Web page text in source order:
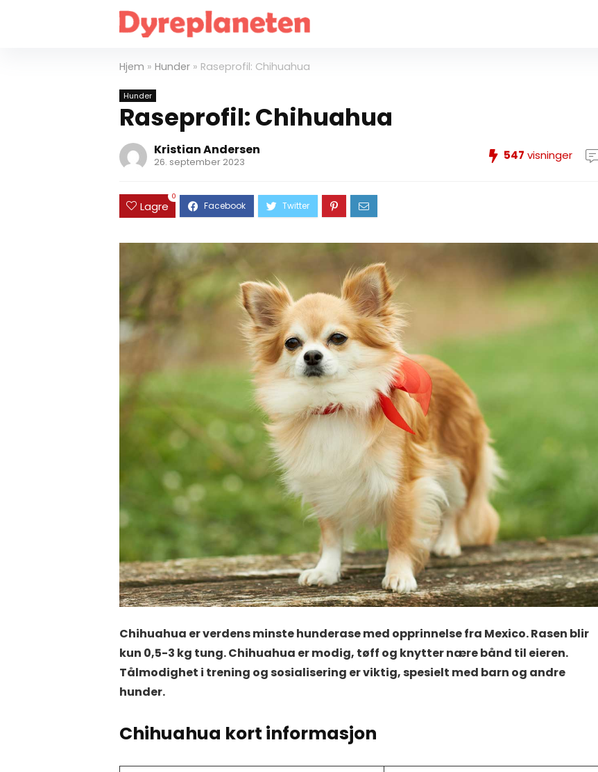
Hjem » Hunder » Raseprofil: Chihuahua
Hunder
Raseprofil: Chihuahua
Kristian Andersen
26. september 2023 547 visninger
Lagre
0
Chihuahua er verdens minste hunderase med opprinnelse fra Mexico. Rasen blir
kun 0,5-3 kg tung. Chihuahua er modig, tøff og knytter nære bånd til eieren.
Tålmodighet i trening og sosialisering er viktig, spesielt med barn og andre
hunder.
Chihuahua kort informasjon